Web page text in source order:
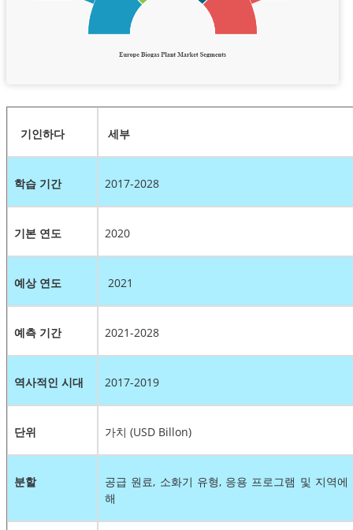
기인하다 세부
학습 기간 2017-2028
기본 연도 2020
예상 연도 2021
예측 기간 2021-2028
역사적인 시대 2017-2019
단위 가치 (USD Billon)
분할
공급 원료, 소화기 유형, 응용 프로그램 및 지역에
해